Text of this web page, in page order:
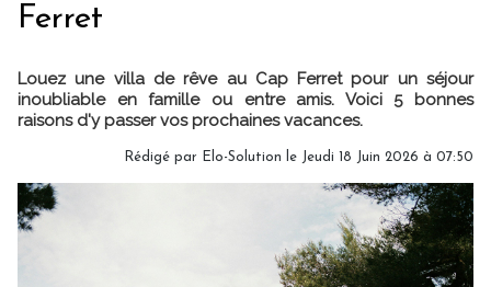
Ferret
Louez une villa de rêve au Cap Ferret pour un séjour
inoubliable en famille ou entre amis. Voici 5 bonnes
raisons d'y passer vos prochaines vacances.
Rédigé par Elo-Solution le Jeudi 18 Juin 2026 à 07:50